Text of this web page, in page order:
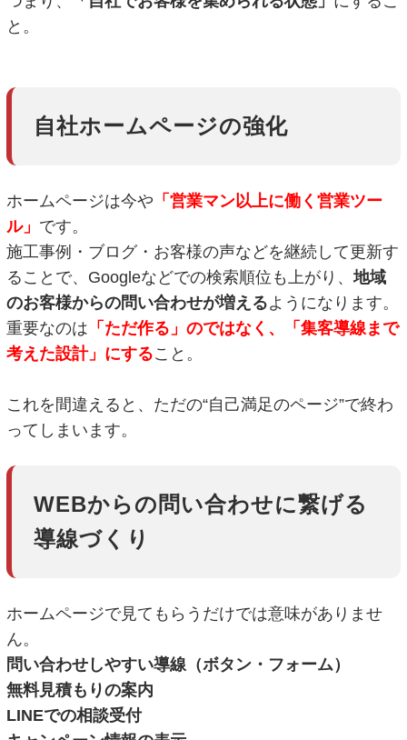
と。
自社ホームページの強化
ホームページは今や 「営業マン以上に働く営業ツー
ル」 です。
施工事例・ブログ・お客様の声などを継続して更新す
ることで、Googleなどでの検索順位も上がり、地域
のお客様からの問い合わせが増えるようになります。
重要なのは 「ただ作る」のではなく、「集客導線まで
考えた設計」にすること。
これを間違えると、ただの“自己満足のページ”で終わ
ってしまいます。
WEBからの問い合わせに繋げる
導線づくり
ホームページで見てもらうだけでは意味がありませ
ん。
問い合わせしやすい導線（ボタン・フォーム）
無料見積もりの案内
LINEでの相談受付